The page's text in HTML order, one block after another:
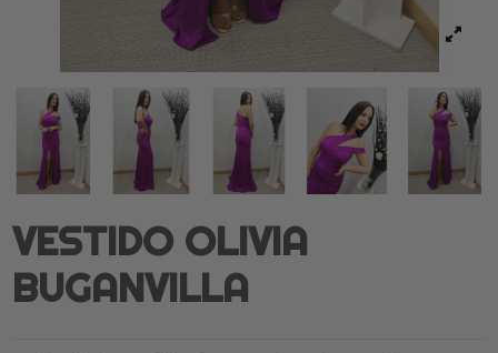
VESTIDO OLIVIA
BUGANVILLA